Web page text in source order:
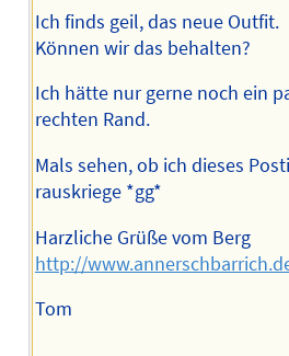
Ich finds geil, das neue Outfit.
Können wir das behalten?
Ich hätte nur gerne noch ein
rechten Rand.
Mals sehen, ob ich dieses
rauskriege *gg*
Harzliche Grüße vom Berg
http://
Tom